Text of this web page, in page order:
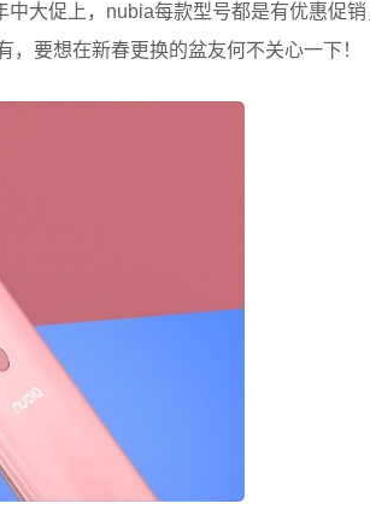
大促上，nubia每款型号都是有优惠促销
要想在新春更换的盆友何不关心一下！